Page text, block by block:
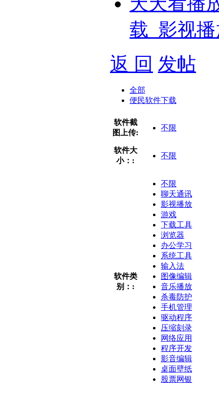
载_影视
返 回 发帖
全部
便民软件下载
软件截
图上传:
不限
软件大
小：:
不限
软件类
别：:
不限
聊天通讯
影视播放
游戏
下载工具
浏览器
办公学习
系统工具
输入法
图像编辑
音乐播放
杀毒防护
手机管理
驱动程序
压缩刻录
网络应用
程序开发
影音编辑
桌面壁纸
股票网银